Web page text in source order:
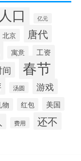
人口 亿元
北京 唐代
寓意 工资
间 春节
汤圆 游戏
物 红包 美国
费用 还不